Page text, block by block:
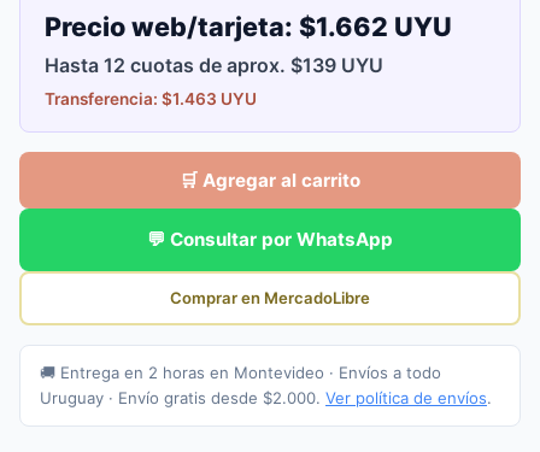
Precio web/tarjeta: $1.662 UYU
Hasta 12 cuotas de aprox. $139 UYU
Transferencia: $1.463 UYU
🛒 Agregar al carrito
💬 Consultar por WhatsApp
Comprar en MercadoLibre
🚚 Entrega en 2 horas en Montevideo · Envíos a todo
Uruguay · Envío gratis desde $2.000. Ver política de envíos.